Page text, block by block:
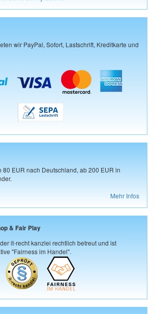
wir PayPal, Sofort, Lastschrift, Kreditkarte und
80 EUR nach Deutschland, ab 200 EUR in
Mehr Infos
& Fair Play
it-recht kanzlei rechtlich betreut und ist
"Fairness im Handel".